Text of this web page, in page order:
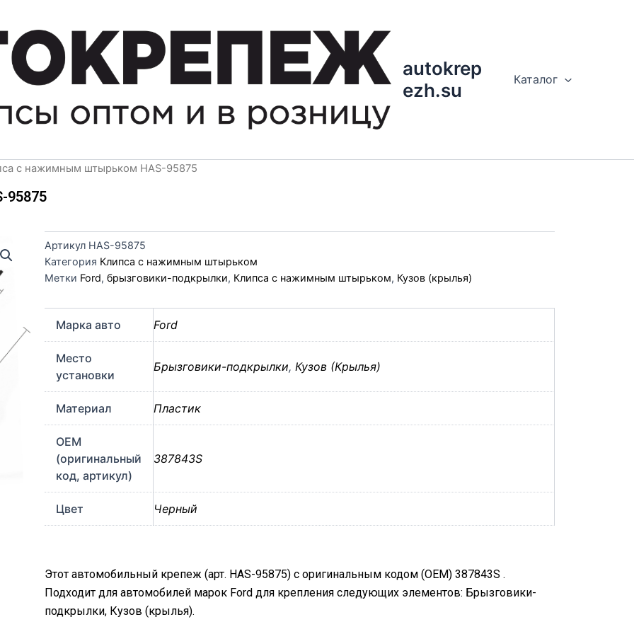
autokrep
ezh.su
Каталог
с нажимным штырьком HAS-95875
95875
Артикул HAS-95875
Категория Клипса с нажимным штырьком
Метки Ford, брызговики-подкрылки, Клипса с нажимным штырьком, Кузов (крылья)
Марка авто Ford
Место
установки
Брызговики-подкрылки, Кузов (Крылья)
Материал Пластик
OEM
(оригинальный
код, артикул)
387843S
Цвет Черный
Этот автомобильный крепеж (арт. HAS-95875) с оригинальным кодом (OEM) 387843S .
Подходит для автомобилей марок Ford для крепления следующих элементов: Брызговики-
подкрылки, Кузов (крылья).